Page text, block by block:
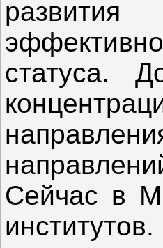
статуса.
Сейчас в
институтов.